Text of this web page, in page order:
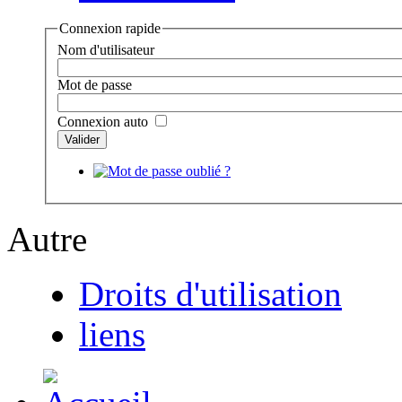
Connexion rapide
Nom d'utilisateur
Mot de passe
Connexion auto
Autre
Droits d'utilisation
liens